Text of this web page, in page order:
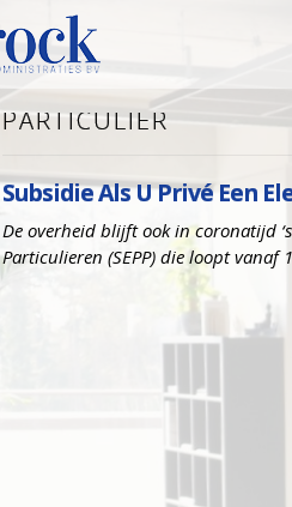
PARTICULIER
Subsidie Als U Privé Een
De overheid blijft ook in coronatijd
Particulieren (SEPP) die loopt